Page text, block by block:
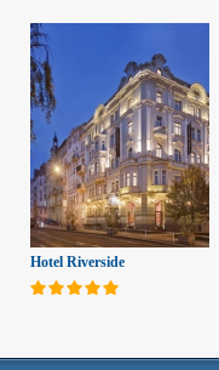
Hotel Riverside